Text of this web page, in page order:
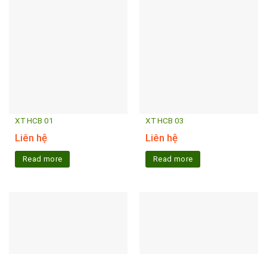
XT HCB 01
Liên hệ
Read more
XT HCB 03
Liên hệ
Read more